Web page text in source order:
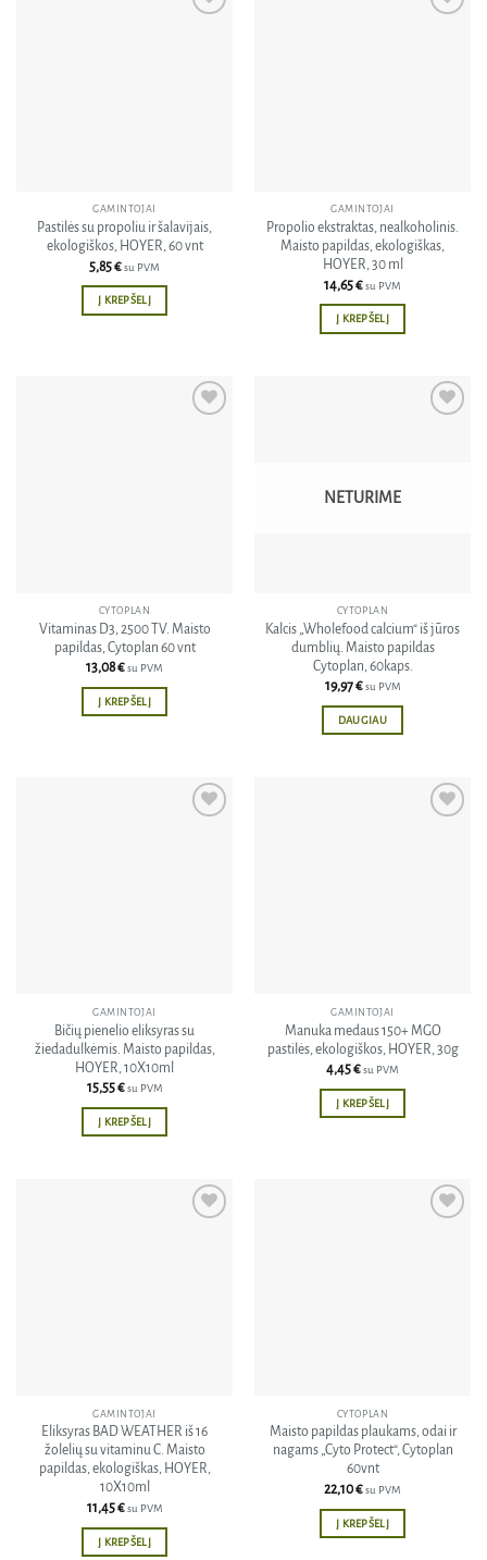
GAMINTOJAI
Pastilės su propoliu ir šalavijais,
ekologiškos, HOYER, 60 vnt
5,85€su PVM
Į KREPŠELĮ
GAMINTOJAI
Propolio ekstraktas, nealkoholinis.
Maisto papildas, ekologiškas,
HOYER, 30 ml
14,65€su PVM
Į KREPŠELĮ
CYTOPLAN
Vitaminas D3, 2500 TV. Maisto
papildas, Cytoplan 60 vnt
13,08€su PVM
Į KREPŠELĮ
NETURIME
CYTOPLAN
Kalcis „Wholefood calcium“ iš jūros
dumblių. Maisto papildas
Cytoplan, 60kaps.
19,97€ su PVM
DAUGIAU
GAMINTOJAI
Bičių pienelio eliksyras su
žiedadulkėmis. Maisto papildas,
HOYER, 10X10ml
15,55€ su PVM
Į KREPŠELĮ
GAMINTOJAI
Manuka medaus 150+ MGO
pastilės, ekologiškos, HOYER, 30g
4,45€su PVM
Į KREPŠELĮ
GAMINTOJAI
Eliksyras BAD WEATHER iš 16
žolelių su vitaminu C. Maisto
papildas, ekologiškas, HOYER,
10X10ml
11,45€ su PVM
Į KREPŠELĮ
CYTOPLAN
Maisto papildas plaukams, odai ir
nagams „Cyto Protect“, Cytoplan
60vnt
22,10€su PVM
Į KREPŠELĮ